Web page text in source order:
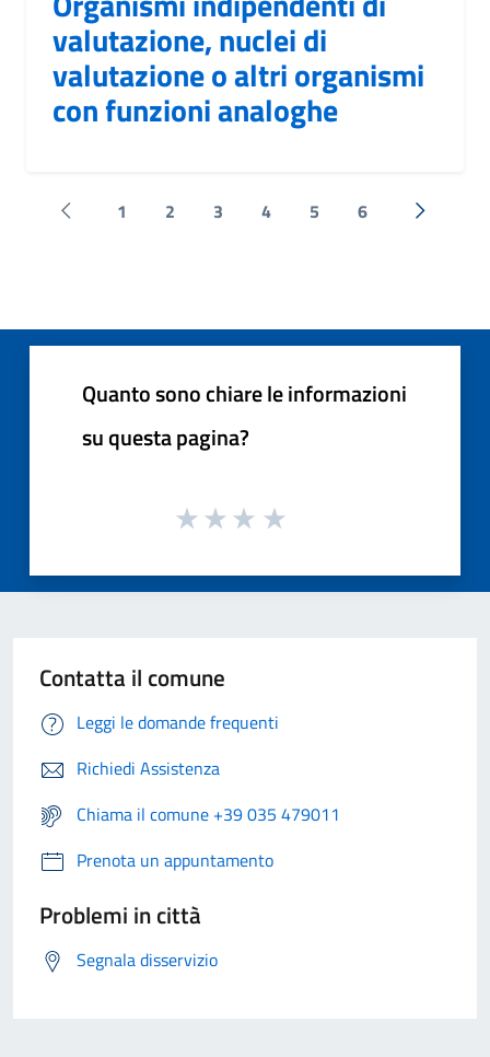
valutazione, nuclei di
valutazione o altri organismi
con funzioni analoghe
Pagina precedente
1 2 3 4 5 6
Quanto sono chiare le informazioni
su questa pagina?
Contatta il comune
Leggi le domande frequenti
Richiedi Assistenza
Chiama il comune +39 035 479011
Prenota un appuntamento
Problemi in città
Segnala disservizio